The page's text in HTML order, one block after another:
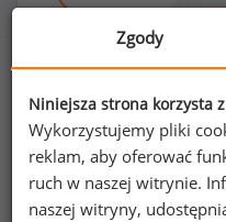
Jak uzyskać
Zgody
Niniejsza strona korzysta
Wykorzystujemy pliki
reklam, aby oferować
ruch w naszej witrynie.
naszej witryny,